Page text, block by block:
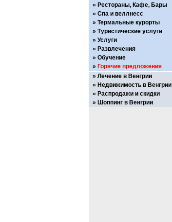
Рестораны, Кафе, Бары
Спа и веллнесс
Термальные курорты
Туристические услуги
Услуги
Развлечения
Обучение
Горячие предложения
Лечение в Венгрии
Недвижимость в Венгрии
Распродажи и скидки
Шоппинг в Венгрии